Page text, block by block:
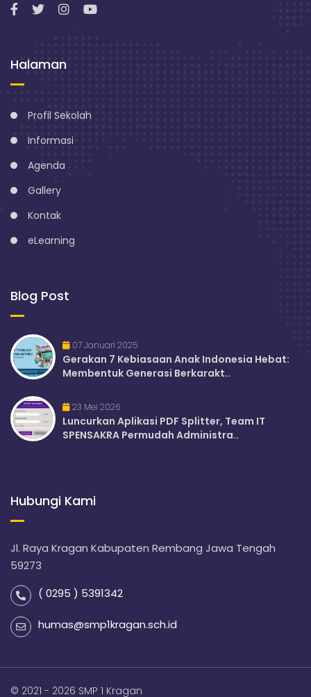
Halaman
Profil Sekolah
Informasi
Agenda
Gallery
Kontak
eLearning
Blog Post
07 Januari 2025
Gerakan 7 Kebiasaan Anak Indonesia Hebat:
Membentuk Generasi Berkarakt..
23 Mei 2026
Luncurkan Aplikasi PDF Splitter, Team IT
SPENSAKRA Permudah Administra..
Hubungi Kami
Jl. Raya Kragan Kabupaten Rembang Jawa Tengah
59273
( 0295 ) 5391342
humas@smp1kragan.sch.id
© 2021 - 2026 SMP 1 Kragan